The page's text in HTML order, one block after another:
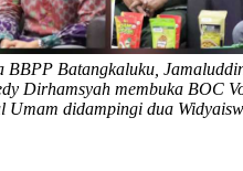
Batangkaluku,
Dirhamsyah membuka BOC
Umam didampingi dua